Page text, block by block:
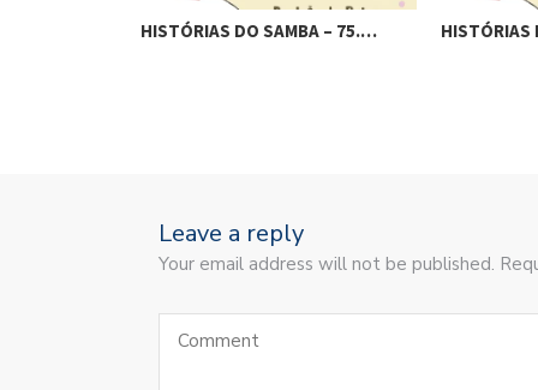
HISTÓRIAS DO SAMBA – 75.…
Leave a reply
Your email address will not be published.